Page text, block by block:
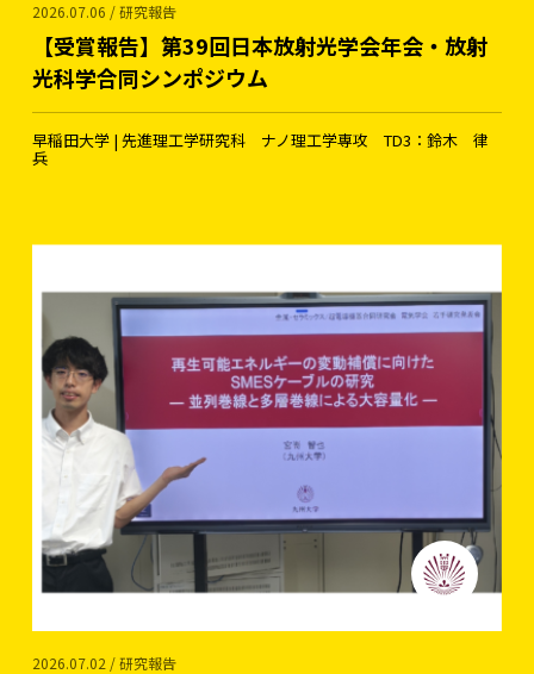
2026.07.06 / 研究報告
【受賞報告】第39回日本放射光学会年会・放射
光科学合同シンポジウム
早稲田大学 | 先進理工学研究科 ナノ理工学専攻 TD3：鈴木 律
兵
2026.07.02 / 研究報告